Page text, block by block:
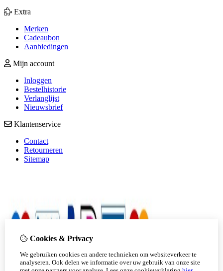
Extra
Merken
Cadeaubon
Aanbiedingen
Mijn account
Inloggen
Bestelhistorie
Verlanglijst
Nieuwsbrief
Klantenservice
Contact
Retourneren
Sitemap
Cookies & Privacy
We gebruiken cookies en andere technieken om websiteverkeer te
analyseren. Ook delen we informatie over uw gebruik van onze site